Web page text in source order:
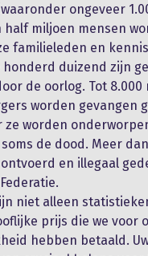
ongeveer
half miljoen mensen
familieleden en
duizend zijn
de oorlog. Tot
worden gevangen
ze worden
de dood. Meer
en illegaal
niet alleen
prijs die we voor
hebben betaald.